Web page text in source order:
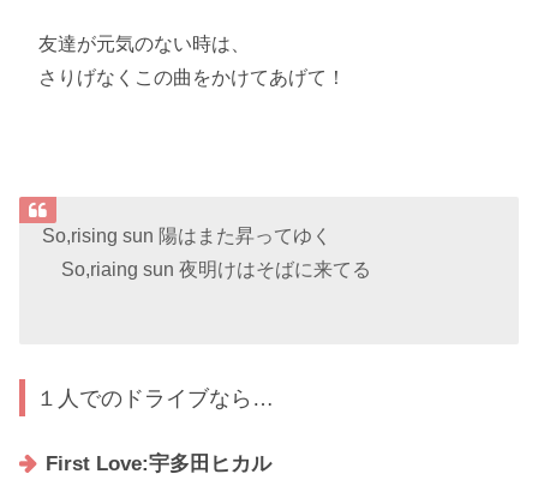
友達が元気のない時は、
さりげなくこの曲をかけてあげて！
So,rising sun 陽はまた昇ってゆく
So,riaing sun 夜明けはそばに来てる
１人でのドライブなら…
First Love:宇多田ヒカル